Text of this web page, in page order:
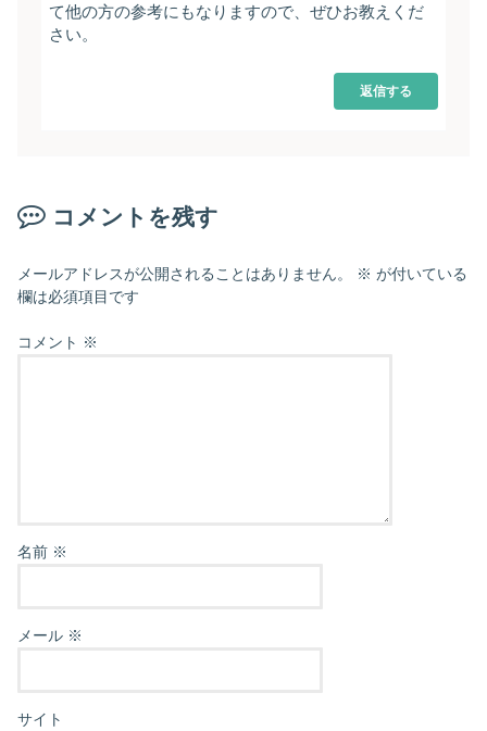
て他の方の参考にもなりますので、ぜひお教えくだ
さい。
返信する
コメントを残す
メールアドレスが公開されることはありません。 ※ が付いている
欄は必須項目です
コメント ※
名前 ※
メール ※
サイト